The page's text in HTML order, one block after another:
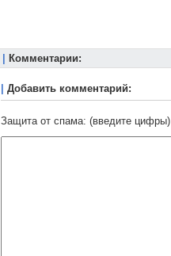
Комментарии:
Добавить комментарий:
Защита от спама: (введите цифры)